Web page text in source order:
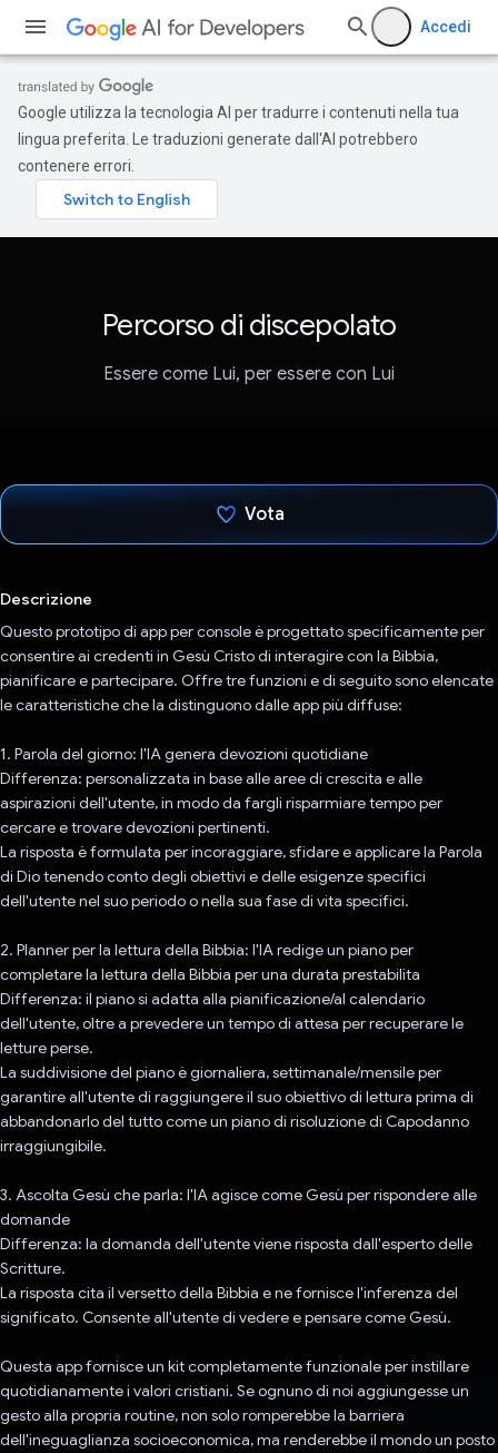
Accedi
Google utilizza la tecnologia AI per tradurre i contenuti nella tua
lingua preferita. Le traduzioni generate dall'AI potrebbero
contenere errori.
Percorso di discepolato
Essere come Lui, per essere con Lui
Vota
Descrizione
Questo prototipo di app per console è progettato specificamente per
consentire ai credenti in Gesù Cristo di interagire con la Bibbia,
pianificare e partecipare. Offre tre funzioni e di seguito sono elencate
le caratteristiche che la distinguono dalle app più diffuse:
1. Parola del giorno: l'IA genera devozioni quotidiane
Differenza: personalizzata in base alle aree di crescita e alle
aspirazioni dell'utente, in modo da fargli risparmiare tempo per
cercare e trovare devozioni pertinenti.
La risposta è formulata per incoraggiare, sfidare e applicare la Parola
di Dio tenendo conto degli obiettivi e delle esigenze specifici
dell'utente nel suo periodo o nella sua fase di vita specifici.
2. Planner per la lettura della Bibbia: l'IA redige un piano per
completare la lettura della Bibbia per una durata prestabilita
Differenza: il piano si adatta alla pianificazione/al calendario
dell'utente, oltre a prevedere un tempo di attesa per recuperare le
letture perse.
La suddivisione del piano è giornaliera, settimanale/mensile per
garantire all'utente di raggiungere il suo obiettivo di lettura prima di
abbandonarlo del tutto come un piano di risoluzione di Capodanno
irraggiungibile.
3. Ascolta Gesù che parla: l'IA agisce come Gesù per rispondere alle
domande
Differenza: la domanda dell'utente viene risposta dall'esperto delle
Scritture.
La risposta cita il versetto della Bibbia e ne fornisce l'inferenza del
significato. Consente all'utente di vedere e pensare come Gesù.
Questa app fornisce un kit completamente funzionale per instillare
quotidianamente i valori cristiani. Se ognuno di noi aggiungesse un
gesto alla propria routine, non solo romperebbe la barriera
dell'ineguaglianza socioeconomica, ma renderebbe il mondo un posto